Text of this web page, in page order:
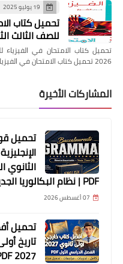
19 يوليو 2025
تحميل كتاب
للصف الثالث الثانوي
2026 تحميل كتاب الامتحان في الفيزياء للصف الثالث الثانوي 2…
المشاركات الأخيرة
تحميل
PDF | نظام البكالوريا الجديد
07 أغسطس 2026
تحميل
تاريخ